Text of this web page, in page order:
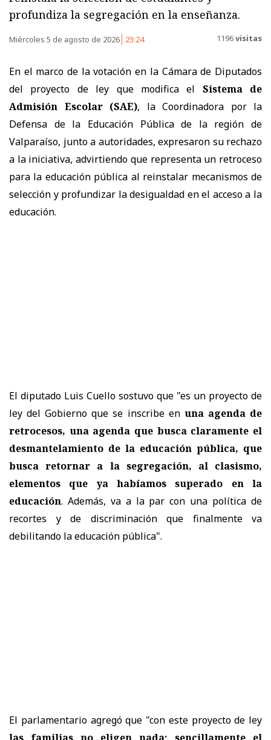
profundiza la segregación en la enseñanza.
Miércoles 5 de agosto de 2026 23:24 1196visitas
En el marco de la votación en la Cámara de Diputados
del proyecto de ley que modifica el
Sistema de
Admisión Escolar (SAE), la Coordinadora por la
Defensa de la Educación Pública de la región de
Valparaíso, junto a autoridades, expresaron su rechazo
a la iniciativa, advirtiendo que representa un retroceso
para la educación pública al reinstalar mecanismos de
selección y profundizar la desigualdad en el acceso a la
educación.
El diputado Luis Cuello sostuvo que "es un proyecto de
ley del Gobierno que se inscribe enuna agenda de
retrocesos, una agenda que busca claramente el
desmantelamiento de la educación pública, que
busca retornar a la segregación, al clasismo,
elementos que ya habíamos superado en la
educación. Además, va a la par con una política de
recortes y de discriminación que finalmente va
debilitando la educación pública".
El parlamentario agregó que "con este proyecto de ley